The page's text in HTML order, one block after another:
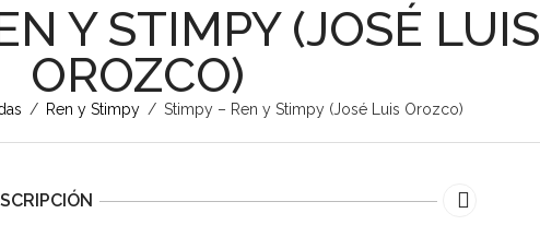
Y STIMPY (JOSÉ LUIS
OROZCO)
/ Ren y Stimpy / Stimpy – Ren y Stimpy (José Luis Orozco)